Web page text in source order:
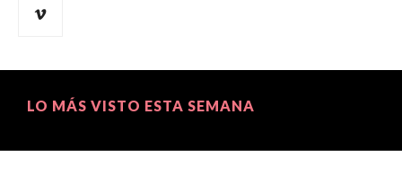
LO MÁS VISTO ESTA SEMANA